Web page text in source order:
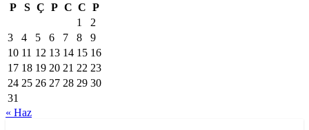
P
S Ç P C C P
1
2
3
4 5 6 7 8
9
10 11 12 13 14 15 16
17 18 19 20 21 22 23
24 25 26 27 28 29 30
31
« Haz